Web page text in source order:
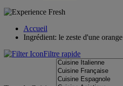
Accueil
Ingrédient: le zeste d'une orange
Filtre rapide